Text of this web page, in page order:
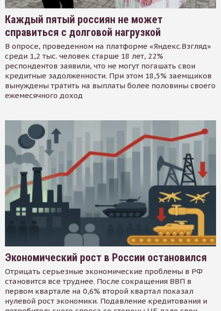
Каждый пятый россиян не может
справиться с долговой нагрузкой
В опросе, проведенном на платформе «Яндекс.Взгляд»
среди 1,2 тыс. человек старше 18 лет, 22%
респондентов заявили, что не могут погашать свои
кредитные задолженности. При этом 18,5% заемщиков
вынуждены тратить на выплаты более половины своего
ежемесячного доход
Экономический рост в России остановился
Отрицать серьезные экономические проблемы в РФ
становится все труднее. После сокращения ВВП в
первом квартале на 0,6% второй квартал показал
нулевой рост экономики. Подавление кредитования и